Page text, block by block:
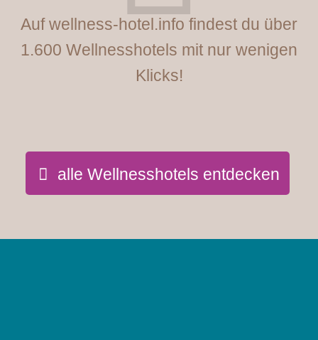
Auf wellness-hotel.info findest du über
1.600 Wellnesshotels mit nur wenigen
Klicks!
alle Wellnesshotels entdecken